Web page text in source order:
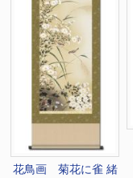
花鳥画 菊花に雀 緒